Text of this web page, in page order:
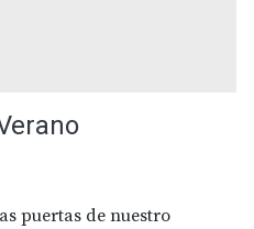
puertas de nuestro